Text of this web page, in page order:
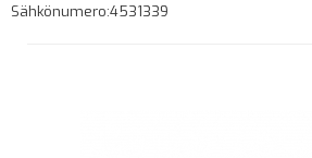
Sähkönumero:4531339